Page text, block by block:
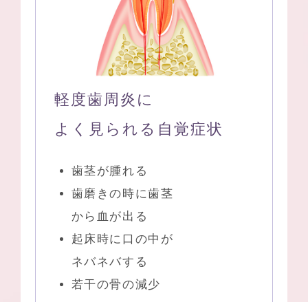
軽度歯周炎に
よく見られる自覚症状
歯茎が腫れる
歯磨きの時に歯茎
から血が出る
起床時に口の中が
ネバネバする
若干の骨の減少